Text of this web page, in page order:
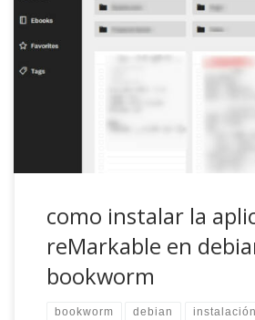
Resulta que hace unos meses me
reMarkable, una de esas libretas
escribes y lees como si fuese una
gozada, sinceramente y con una de
el ordenador, tableta o móvil, todo […]
como instalar la
reMarkable en
bookworm
bookworm debian instalación